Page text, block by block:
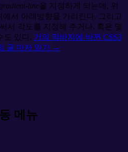
gradient-line을 지정하게 되는데, 위
서 아래방향을 가리킨다. 그리고
서 각도를 지정해 주거나, 혹은 몇
도 있다. 거의 막바지에 바뀐 CSS3
글 마저 읽기 →
메뉴